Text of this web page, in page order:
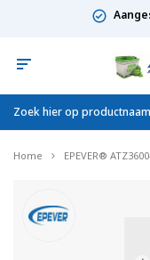
Home EPEVER®